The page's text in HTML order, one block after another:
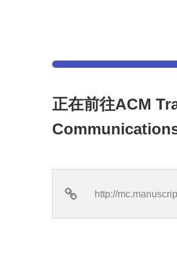
正在前往ACM
http://